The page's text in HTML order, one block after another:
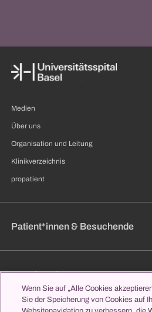
Medien
Über uns
Organisation und Leitung
Klinikverzeichnis
propatient
Patient*innen & Besuchende
Zuweisende
Wenn Sie auf „Alle Cookies
Sie der Speicherung von Cookies auf